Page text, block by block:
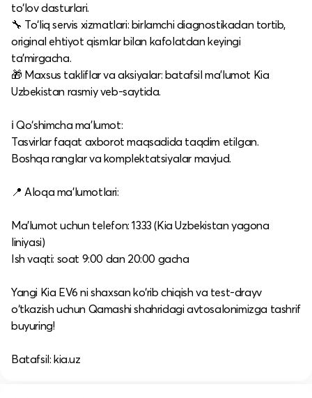
to‘lov dasturlari.​
🔧 To‘liq servis xizmatlari: birlamchi diagnostikadan tortib,
original ehtiyot qismlar bilan kafolatdan keyingi
ta’mirgacha.​
🎁 Maxsus takliflar va aksiyalar: batafsil ma’lumot Kia
Uzbekistan rasmiy veb-saytida.​
ℹ️ Qo‘shimcha ma’lumot:
Tasvirlar faqat axborot maqsadida taqdim etilgan.​
Boshqa ranglar va komplektatsiyalar mavjud.​
📍 Aloqa ma’lumotlari:
Ma’lumot uchun telefon: 1333 (Kia Uzbekistan yagona
liniyasi)​
Ish vaqti: soat 9:00 dan 20:00 gacha​
Yangi Kia EV6 ni shaxsan ko‘rib chiqish va test-drayv
o‘tkazish uchun Qamashi shahridagi avtosalonimizga tashrif
buyuring!​
Batafsil: kia.uz